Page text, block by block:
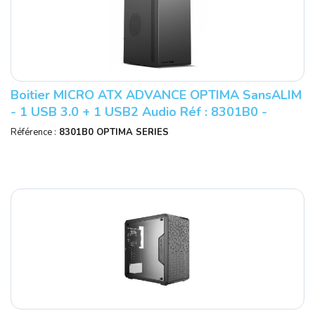
Boitier MICRO ATX ADVANCE OPTIMA SansALIM
- 1 USB 3.0 + 1 USB2 Audio Réf : 8301B0 -
OPTIMA SERIES.
Référence : 8301B0 OPTIMA SERIES